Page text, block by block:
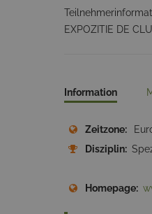
EXPOZITIE DE
Information
Zeitzone:
Disziplin:
Homepage: